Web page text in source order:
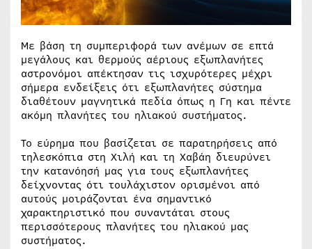
Με βάση τη συμπεριφορά των ανέμων σε επτά
μεγάλους και θερμούς αέριους εξωπλανήτες
αστρονόμοι απέκτησαν τις ισχυρότερες μέχρι
σήμερα ενδείξεις ότι εξωπλανήτες σύστημα
διαθέτουν μαγνητικά πεδία όπως η Γη και πέντε
ακόμη πλανήτες του ηλιακού συστήματος.
Το εύρημα που βασίζεται σε παρατηρήσεις από
τηλεσκόπια στη Χιλή και τη Χαβάη διευρύνει
την κατανόησή μας για τους εξωπλανήτες
δείχνοντας ότι τουλάχιστον ορισμένοι από
αυτούς μοιράζονται ένα σημαντικό
χαρακτηριστικό που συναντάται στους
περισσότερους πλανήτες του ηλιακού μας
συστήματος.